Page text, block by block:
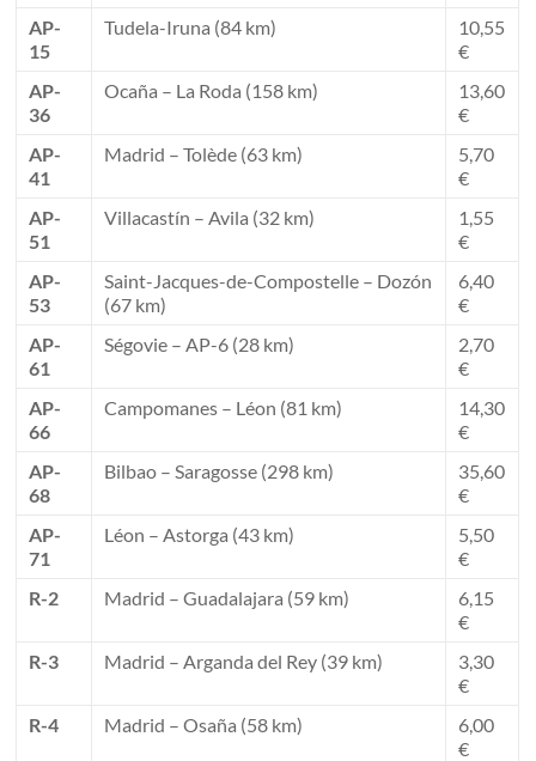
AP-
15
Tudela-Iruna (84 km)
10,55
€
AP-
36
Ocaña – La Roda (158 km)
13,60
€
AP-
41
Madrid – Tolède (63 km)
5,70
€
AP-
51
Villacastín – Avila (32 km)
1,55
€
AP-
53
Saint-Jacques-de-Compostelle – Dozón
(67 km)
6,40
€
AP-
61
Ségovie – AP-6 (28 km)
2,70
€
AP-
66
Campomanes – Léon (81 km)
14,30
€
AP-
68
Bilbao – Saragosse (298 km)
35,60
€
AP-
71
Léon – Astorga (43 km)
5,50
€
R-2
Madrid – Guadalajara (59 km)
6,15
€
R-3
Madrid – Arganda del Rey (39 km)
3,30
€
R-4
Madrid – Osaña (58 km)
6,00
€